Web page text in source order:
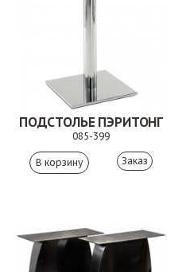
ПОДСТОЛЬЕ ПЭРИТОНГ
085-399
Заказ